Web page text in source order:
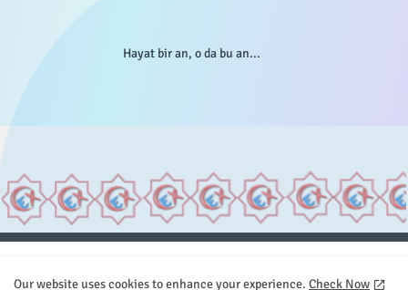
Hayat bir an, o da bu an...
Our website uses cookies to enhance your experience. Check Now